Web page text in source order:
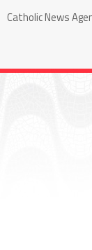
Catholic News